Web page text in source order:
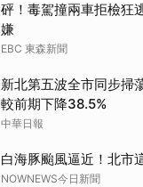
砰！毒駕撞兩車拒檢狂
嫌
EBC 東森新聞
新北第五波全市同步
較前期下降38.5%
中華日報
白海豚颱風逼近！北市
NOWNEWS今日新聞